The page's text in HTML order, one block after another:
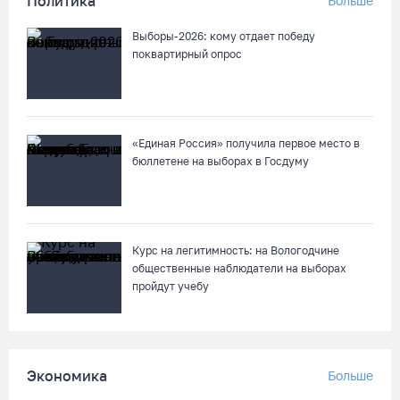
На V фестивале «Небо Славян» организуют трейл для
08.08.26 / 10:22
Две телеги «органики» станут главным призом лотереи
8 августа в Череповце пройдет праздник баскетбола и
брейкинга
Выборы-2026: кому отдает победу
поквартирный опрос
«Единая Россия» получила первое место в
бюллетене на выборах в Госдуму
Курс на легитимность: на Вологодчине
общественные наблюдатели на выборах
пройдут учебу
Экономика Больше